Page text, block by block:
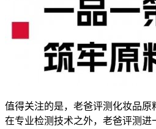
值得关注的是，老爸评测化妆品原
在专业检测技术之外，老爸评测进